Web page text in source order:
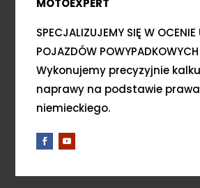
MOTOEXPERT
SPECJALIZUJEMY SIĘ W OCENIE
POJAZDÓW POWYPADKOWYCH
Wykonujemy precyzyjnie
naprawy na podstawie prawa
niemieckiego.